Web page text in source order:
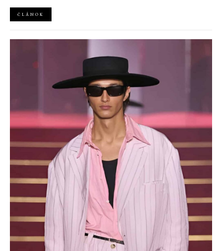
jeden druhého a vďaka veľkolepej ballroom scéne mali aj ľudia na
okraji spoločnosti priestor zažiariť na mólach. Ako sa queer
ČLÁNOK